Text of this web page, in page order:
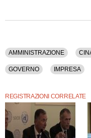
La registrazione video ha una
AMMINISTRAZIONE
GOVERNO IMPRESA
REGISTRAZIONI CORRELATE